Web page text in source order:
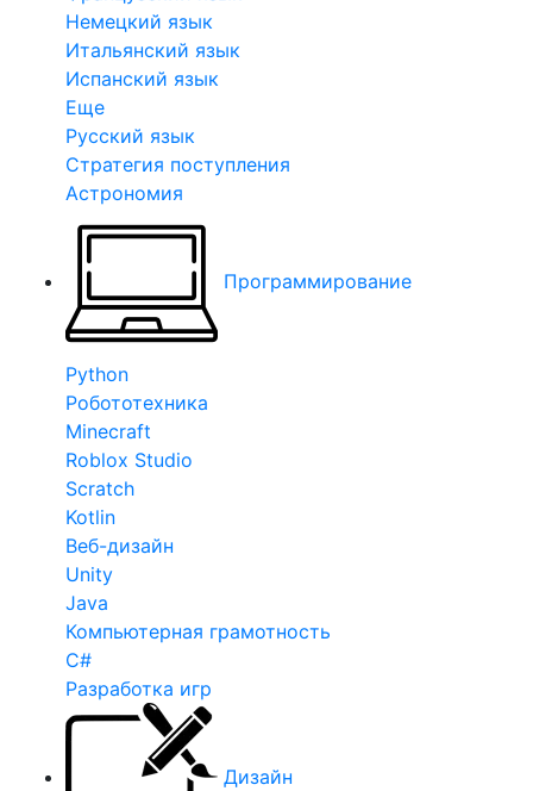
Немецкий язык
Итальянский язык
Испанский язык
Еще
Русский язык
Стратегия поступления
Астрономия
Программирование
Python
Робототехника
Minecraft
Roblox Studio
Scratch
Kotlin
Веб-дизайн
Unity
Java
Компьютерная грамотность
C#
Разработка игр
Дизайн